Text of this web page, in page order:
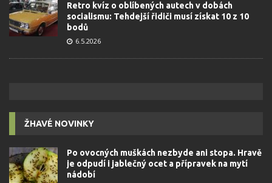
Retro kvíz o oblíbených autech v dobách
socialismu: Tehdejší řidiči musí získat 10 z 10
bodů
6.5.2026
ŽHAVÉ NOVINKY
Po ovocných muškách nezbyde ani stopa. Hravě
je odpudí i jablečný ocet a přípravek na mytí
nádobí